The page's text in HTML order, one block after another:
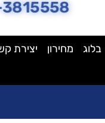
בלוג מחירון יצירת